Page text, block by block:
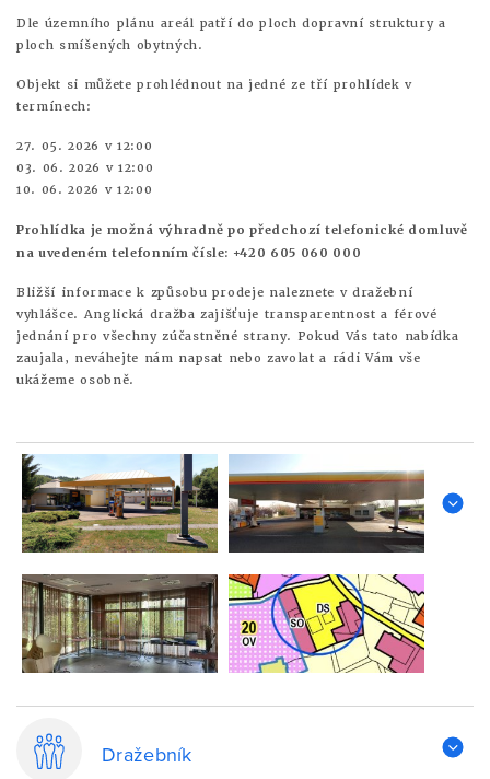
Dle územního plánu areál patří do ploch dopravní struktury a
ploch smíšených obytných.
Objekt si můžete prohlédnout na jedné ze tří prohlídek v
termínech:
27. 05. 2026 v 12:00
03. 06. 2026 v 12:00
10. 06. 2026 v 12:00
Prohlídka je možná výhradně po předchozí telefonické domluvě
na uvedeném telefonním čísle: +420 605 060 000
Bližší informace k způsobu prodeje naleznete v dražební
vyhlášce. Anglická dražba zajišťuje transparentnost a férové
jednání pro všechny zúčastněné strany. Pokud Vás tato nabídka
zaujala, neváhejte nám napsat nebo zavolat a rádi Vám vše
ukážeme osobně.
Dražebník